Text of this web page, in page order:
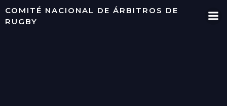
Saltar
COMITÉ NACIONAL DE ÁRBITROS DE
RUGBY